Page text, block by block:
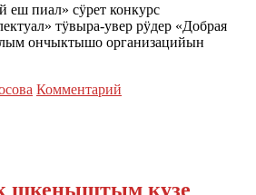
пиал» сӱрет конкурс
тӱвыра-увер рӱдер «Добрая
ончыктышо организацийын
Комментарий
шкеныштым кузе